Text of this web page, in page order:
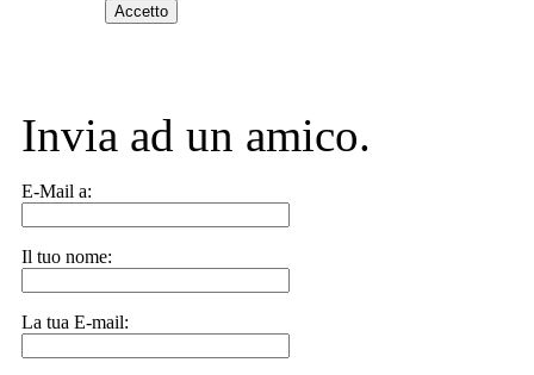
Accetto
Invia ad un amico.
E-Mail a:
Il tuo nome:
La tua E-mail: